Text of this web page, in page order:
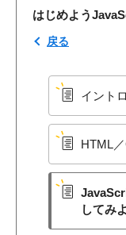
はじめよう
戻る
イント
HTML
してみ